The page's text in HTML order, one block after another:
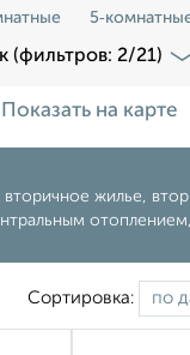
(фильтров: 2/21)
Показать на карте
вторичное жилье,
Сортировка: